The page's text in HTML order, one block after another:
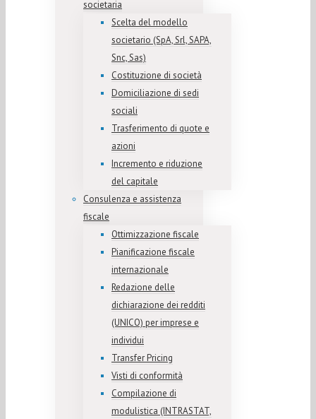
societaria
Scelta del modello
societario (SpA, Srl, SAPA,
Snc, Sas)
Costituzione di società
Domiciliazione di sedi
sociali
Trasferimento di quote e
azioni
Incremento e riduzione
del capitale
Consulenza e assistenza
fiscale
Ottimizzazione fiscale
Pianificazione fiscale
internazionale
Redazione delle
dichiarazione dei redditi
(UNICO) per imprese e
individui
Transfer Pricing
Visti di conformità
Compilazione di
modulistica (INTRASTAT,